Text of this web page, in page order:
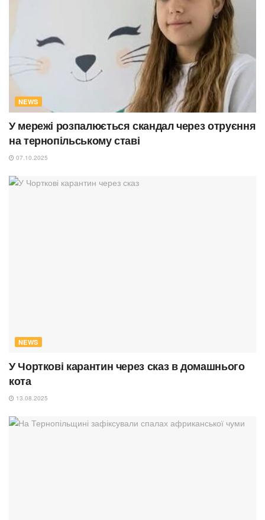
NEWS
У мережі розпалюється скандал через отруєння
на тернопільському ставі
07.10.2025
NEWS
У Чорткові карантин через сказ в домашнього
кота
13.08.2025